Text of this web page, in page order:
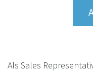
Als Sales